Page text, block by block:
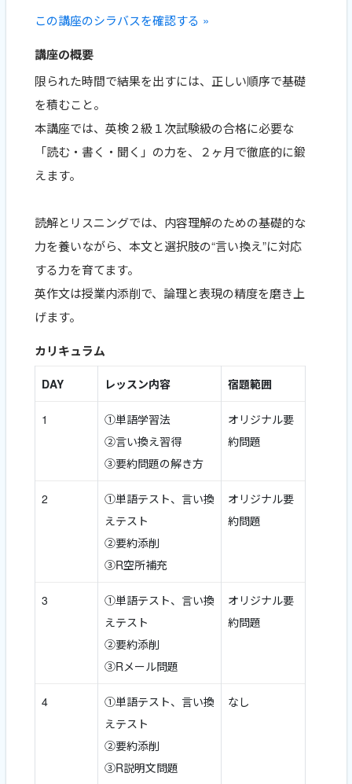
この講座のシラバスを確認する »
講座の概要
限られた時間で結果を出すには、正しい順序で基礎
を積むこと。
本講座では、英検２級１次試験級の合格に必要な
「読む・書く・聞く」の力を、２ヶ月で徹底的に鍛
えます。
読解とリスニングでは、内容理解のための基礎的な
力を養いながら、本文と選択肢の“言い換え”に対応
する力を育てます。
英作文は授業内添削で、論理と表現の精度を磨き上
げます。
カリキュラム
DAY レッスン内容 宿題範囲
1
①単語学習法
②言い換え習得
③要約問題の解き方
オリジナル要
約問題
2
①単語テスト、言い換
えテスト
②要約添削
③R空所補充
オリジナル要
約問題
3
①単語テスト、言い換
えテスト
②要約添削
③Rメール問題
オリジナル要
約問題
4
①単語テスト、言い換
えテスト
②要約添削
③R説明文問題
なし